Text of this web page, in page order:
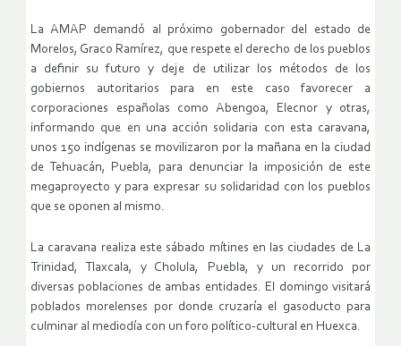
La AMAP demandó al próximo gobernador del estado de
Morelos, Graco Ramírez, que respete el derecho de los pueblos
a definir su futuro y deje de utilizar los métodos de los
gobiernos autoritarios para en este caso favorecer a
corporaciones españolas como Abengoa, Elecnor y otras,
informando que en una acción solidaria con esta caravana,
unos 150 indígenas se movilizaron por la mañana en la ciudad
de Tehuacán, Puebla, para denunciar la imposición de este
megaproyecto y para expresar su solidaridad con los pueblos
que se oponen al mismo.
La caravana realiza este sábado mítines en las ciudades de La
Trinidad, Tlaxcala, y Cholula, Puebla, y un recorrido por
diversas poblaciones de ambas entidades. El domingo visitará
poblados morelenses por donde cruzaría el gasoducto para
culminar al mediodía con un foro político-cultural en Huexca.